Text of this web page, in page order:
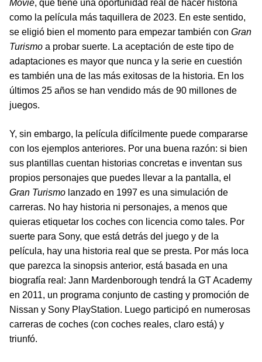
Movie, que tiene una oportunidad real de hacer historia
como la película más taquillera de 2023. En este sentido,
se eligió bien el momento para empezar también con Gran
Turismo a probar suerte. La aceptación de este tipo de
adaptaciones es mayor que nunca y la serie en cuestión
es también una de las más exitosas de la historia. En los
últimos 25 años se han vendido más de 90 millones de
juegos.
Y, sin embargo, la película difícilmente puede compararse
con los ejemplos anteriores. Por una buena razón: si bien
sus plantillas cuentan historias concretas e inventan sus
propios personajes que puedes llevar a la pantalla, el
Gran Turismo lanzado en 1997 es una simulación de
carreras. No hay historia ni personajes, a menos que
quieras etiquetar los coches con licencia como tales. Por
suerte para Sony, que está detrás del juego y de la
película, hay una historia real que se presta. Por más loca
que parezca la sinopsis anterior, está basada en una
biografía real: Jann Mardenborough tendrá la GT Academy
en 2011, un programa conjunto de casting y promoción de
Nissan y Sony PlayStation. Luego participó en numerosas
carreras de coches (con coches reales, claro está) y
triunfó.